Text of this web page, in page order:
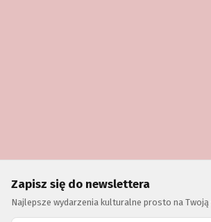
Zapisz się do newslettera
Najlepsze wydarzenia kulturalne prosto na Twoją